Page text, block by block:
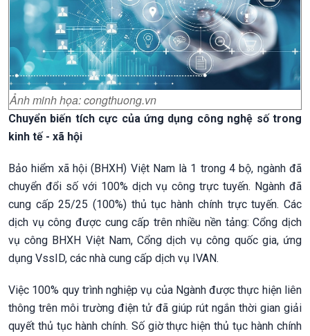
Ảnh minh họa: congthuong.vn
Chuyển biến tích cực của ứng dụng công nghệ số trong
kinh tế - xã hội
Bảo hiểm xã hội (BHXH) Việt Nam là 1 trong 4 bộ, ngành đã
chuyển đổi số với 100% dịch vụ công trực tuyến. Ngành đã
cung cấp 25/25 (100%) thủ tục hành chính trực tuyến. Các
dịch vụ công được cung cấp trên nhiều nền tảng: Cổng dịch
vụ công BHXH Việt Nam, Cổng dịch vụ công quốc gia, ứng
dụng VssID, các nhà cung cấp dịch vụ IVAN.
Việc 100% quy trình nghiệp vụ của Ngành được thực hiện liên
thông trên môi trường điện tử đã giúp rút ngắn thời gian giải
quyết thủ tục hành chính. Số giờ thực hiện thủ tục hành chính